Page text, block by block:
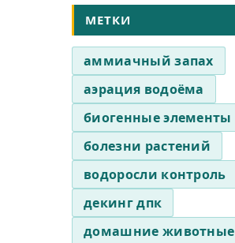
МЕТКИ
аммиачный запах
аэрация водоёма
биогенные элементы
болезни растений
водоросли контроль
декинг дпк
домашние животные